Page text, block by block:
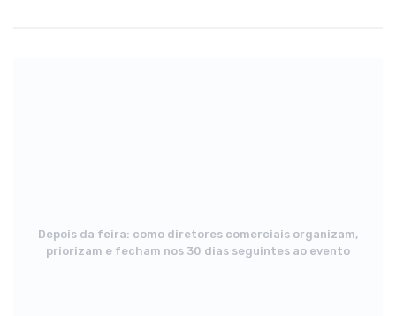
Depois da feira: como diretores comerciais organizam,
priorizam e fecham nos 30 dias seguintes ao evento